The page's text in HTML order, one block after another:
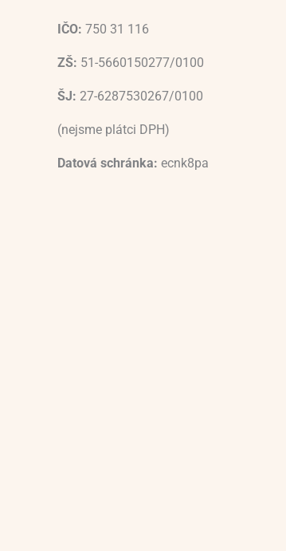
IČO: 750 31 116
ZŠ: 51-5660150277/0100
ŠJ: 27-6287530267/0100
(nejsme plátci DPH)
Datová schránka: ecnk8pa